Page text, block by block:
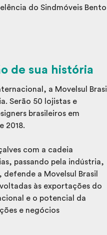
do Sindmóveis Bento
de sua história
a Movelsul Brasil
Serão 50 lojistas e
brasileiros em
2018.
com a cadeia
passando pela indústria,
a Movelsul Brasil
às exportações do
e o potencial da
e negócios